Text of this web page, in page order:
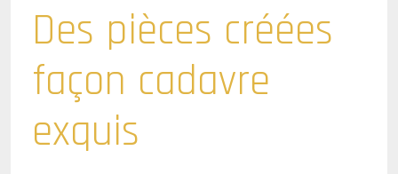
Des pièces créées
façon cadavre
exquis